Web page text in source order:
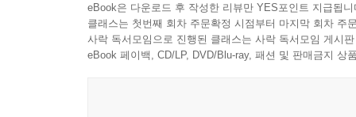
eBook은 다운로드 후 작성한 리뷰만 YES포인트 지급됩니
클래스는 첫번째 회차 주문확정 시점부터 마지막 회차 주
사락 독서모임으로 진행된 클래스는 사락 독서모임 게시
eBook 페이백, CD/LP, DVD/Blu-ray, 패션 및 판매금지 상